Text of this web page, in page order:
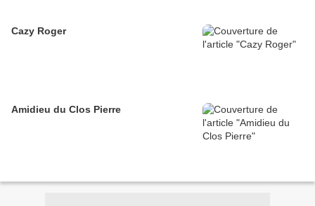
Cazy Roger
Amidieu du Clos Pierre